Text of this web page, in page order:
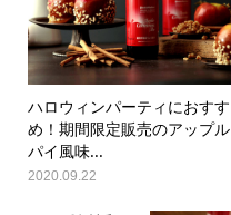
ハロウィンパーティにおすす
め！期間限定販売のアップル
パイ風味...
2020.09.22